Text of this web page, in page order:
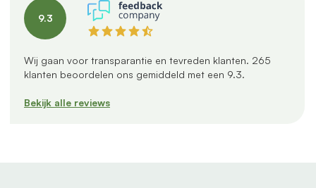
verdelingen
U-profielen met tochtborstels
Productspecificaties
9.3
Wij gaan voor transparantie en tevreden klanten. 265
klanten beoordelen ons gemiddeld met een 9.3.
Bekijk alle reviews